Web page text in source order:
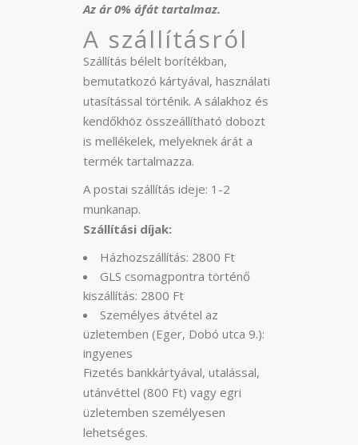
Az ár 0% áfát tartalmaz.
A szállításról
Szállítás bélelt borítékban,
bemutatkozó kártyával, használati
utasítással történik. A sálakhoz és
kendőkhöz összeállítható dobozt
is mellékelek, melyeknek árát a
termék tartalmazza.
A postai szállítás ideje: 1-2
munkanap.
Szállítási díjak:
Házhozszállítás: 2800 Ft
GLS csomagpontra történő
kiszállítás: 2800 Ft
Személyes átvétel az
üzletemben (Eger, Dobó utca 9.):
ingyenes
Fizetés bankkártyával, utalással,
utánvéttel (800 Ft) vagy egri
üzletemben személyesen
lehetséges.